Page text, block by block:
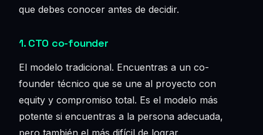
que debes conocer antes de decidir.
1. CTO co-founder
El modelo tradicional. Encuentras a un co-
founder técnico que se une al proyecto con
equity y compromiso total. Es el modelo más
potente si encuentras a la persona adecuada,